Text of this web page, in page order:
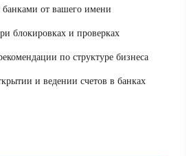
банками от вашего имени
блокировках и проверках
по структуре бизнеса
и ведении счетов в банках